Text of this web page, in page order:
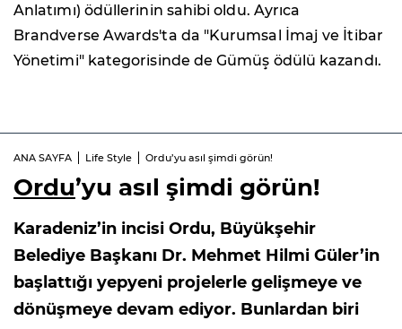
Anlatımı) ödüllerinin sahibi oldu. Ayrıca
Brandverse Awards'ta da "Kurumsal İmaj ve İtibar
Yönetimi" kategorisinde de Gümüş ödülü kazandı.
ANA SAYFA Life Style Ordu’yu asıl şimdi görün!
Ordu’yu asıl şimdi görün!
Karadeniz’in incisi Ordu, Büyükşehir
Belediye Başkanı Dr. Mehmet Hilmi Güler’in
başlattığı yepyeni projelerle gelişmeye ve
dönüşmeye devam ediyor. Bunlardan biri